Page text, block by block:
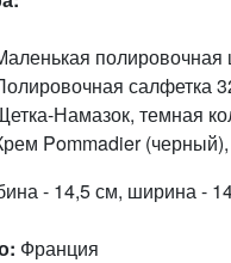
полировочная
салфетка
Намазок, темная
Pommadier
- 14,5 см, ширина -
Франция